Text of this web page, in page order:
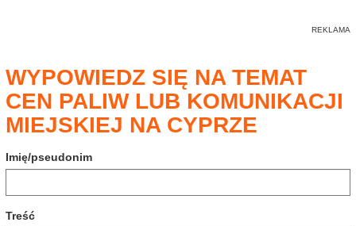
WYPOWIEDZ SIĘ NA TEMAT
CEN PALIW LUB KOMUNIKACJI
MIEJSKIEJ NA CYPRZE
Imię/pseudonim
Treść